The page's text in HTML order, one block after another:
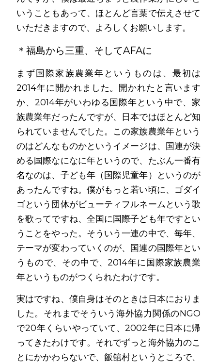
いうこともあって、ほとんど言葉で伝えさせて
いただきますので、よろしくお願いします。
＊福島から三重、そしてAFAに
まず国際家族農業年というものは、最初は
2014年に開かれました。開かれたと言います
か、2014年がいわゆる国際年という中で、家
族農業年だったんですが、日本ではほとんど知
られていませんでした。この家族農業年という
のはどんなものかというイメージは、国連が決
める国際なになに年というので、たぶん一番有
名なのは、子ども年（国際児童年）というのが
あったんですね。僕がもっと若い頃に、ゴダイ
ゴという団体がビューティフルネームという歌
を歌ってですね、全国に国際子ども年ですとい
うことをやった。そういう一連の中で、毎年、
テーマが変わっていくのが、国連の国際年とい
うもので、その中で、2014年に国際家族農業
年というものがつくられたわけです。
実はですね、僕自身はそのときは日本におりま
した。それまでそういう海外協力関係のNGO
で20年くらいやっていて、2002年に日本に帰
ってきたわけです。それでずっと海外協力のこ
とにかかわらないで、飯舘村というところで、